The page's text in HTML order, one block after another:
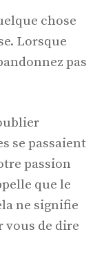
chose
Lorsque
pas
se passaient
passion
que le
ne signifie
vous de dire